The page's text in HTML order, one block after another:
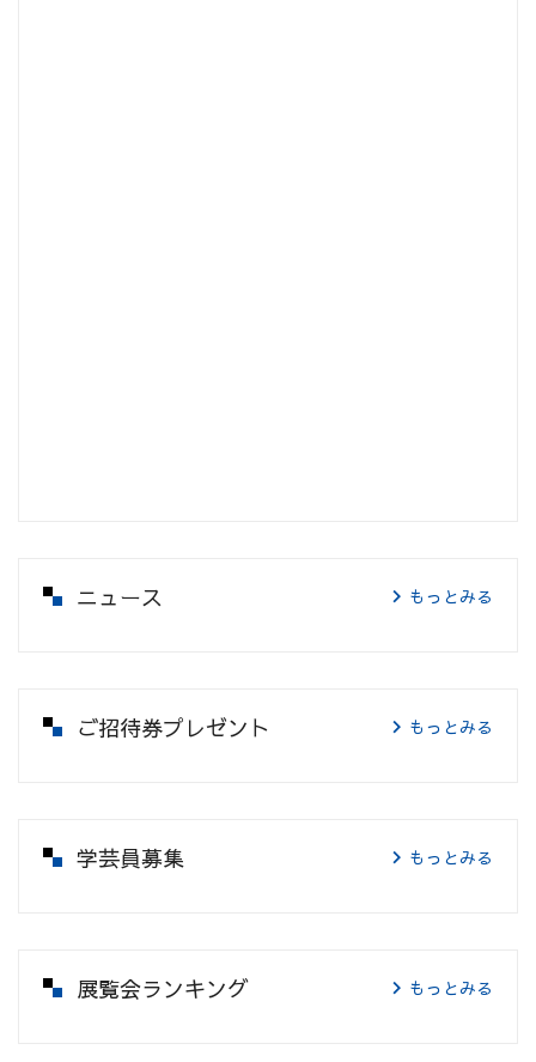
ニュース もっとみる
ご招待券プレゼント もっとみる
学芸員募集 もっとみる
展覧会ランキング もっとみる